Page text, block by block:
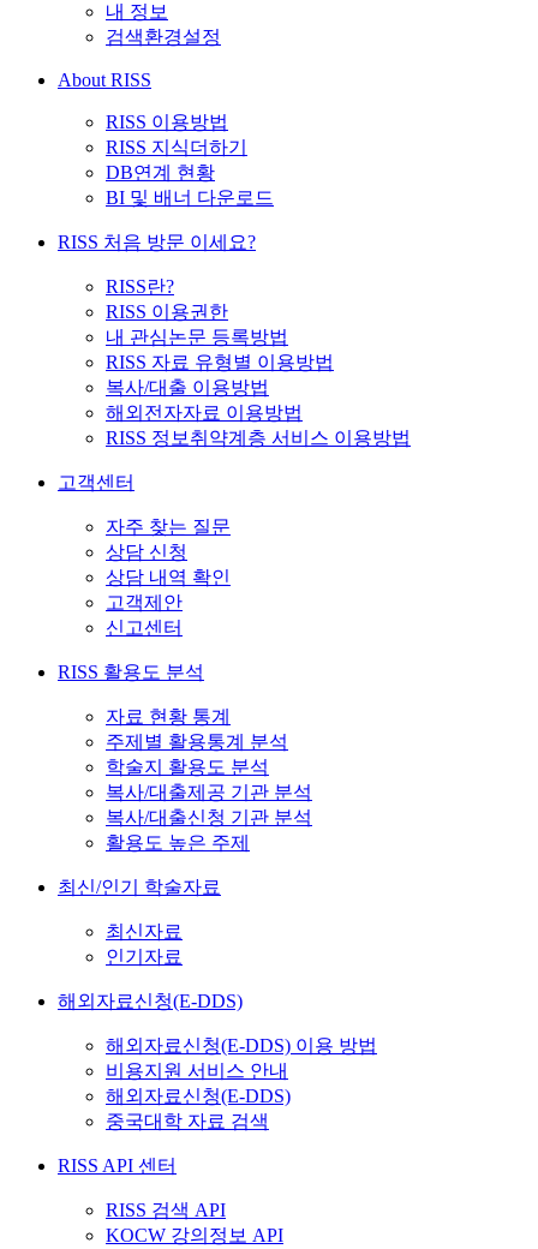
내 정보
검색환경설정
About RISS
RISS 이용방법
RISS 지식더하기
DB연계 현황
BI 및 배너 다운로드
RISS 처음 방문 이세요?
RISS란?
RISS 이용권한
내 관심논문 등록방법
RISS 자료 유형별 이용방법
복사/대출 이용방법
해외전자자료 이용방법
RISS 정보취약계층 서비스 이용방법
고객센터
자주 찾는 질문
상담 신청
상담 내역 확인
고객제안
신고센터
RISS 활용도 분석
자료 현황 통계
주제별 활용통계 분석
학술지 활용도 분석
복사/대출제공 기관 분석
복사/대출신청 기관 분석
활용도 높은 주제
최신/인기 학술자료
최신자료
인기자료
해외자료신청(E-DDS)
해외자료신청(E-DDS) 이용 방법
비용지원 서비스 안내
해외자료신청(E-DDS)
중국대학 자료 검색
RISS API 센터
RISS 검색 API
KOCW 강의정보 API